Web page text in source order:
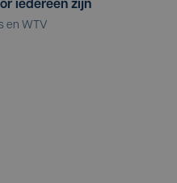
iedereen zijn
en WTV